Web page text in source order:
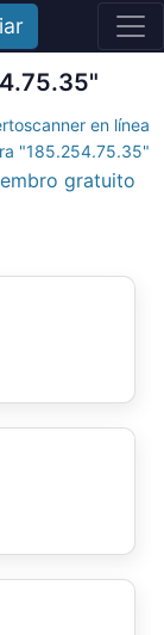
en línea
"185.254.75.35"
gratuito